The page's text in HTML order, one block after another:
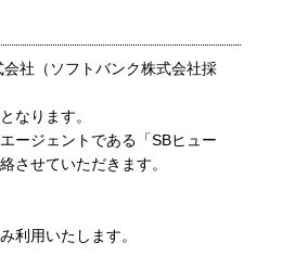
社（ソフトバンク株式会社採
なります。
ージェントである「SBヒュー
させていただきます。
利用いたします。